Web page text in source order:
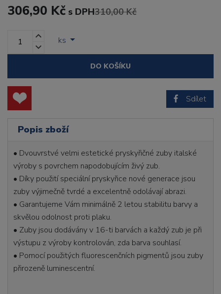
306,90 Kč s DPH310,00 Kč
ks
DO KOŠÍKU
Sdílet
Popis zboží
• Dvouvrstvé velmi estetické pryskyřičné zuby italské
výroby s povrchem napodobujícím živý zub.
• Díky použití speciální pryskyřice nové generace jsou
zuby výjimečně tvrdé a excelentně odolávají abrazi.
• Garantujeme Vám minimálně 2 letou stabilitu barvy a
skvělou odolnost proti plaku.
• Zuby jsou dodávány v 16-ti barvách a každý zub je při
výstupu z výroby kontrolován, zda barva souhlasí.
• Pomocí použitých fluorescenčních pigmentů jsou zuby
přirozeně luminescentní.